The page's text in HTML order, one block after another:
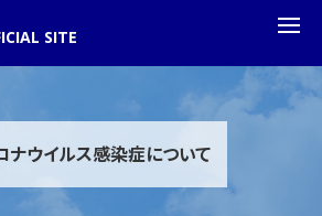
SITE
ナウイルス感染症について